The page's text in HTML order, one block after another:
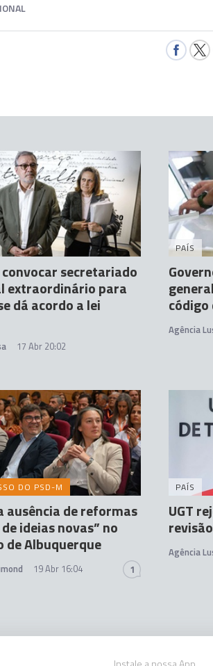
convocar secretariado
extraordinário para
dá acordo a lei
17 Abr 20:02
PAÍS
Agência
DO PSD-M
ausência de reformas
ideias novas” no
de Albuquerque
19 Abr 16:04 1
PAÍS
UGT
Agência